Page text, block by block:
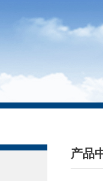
产品
/